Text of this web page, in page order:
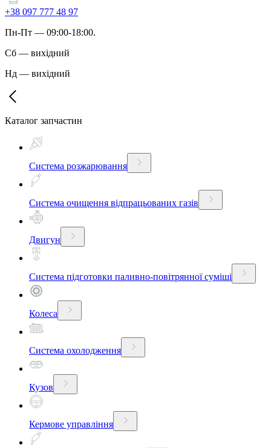
+38 097 777 48 97
Пн-Пт — 09:00-18:00.
Сб — вихідний
Нд — вихідний
Каталог запчастин
Система розжарювання
Система очищення відпрацьованих газів
Двигун
Система підготовки паливно-повітрянної суміші
Колеса
Система охолодження
Кузов
Кермове управління